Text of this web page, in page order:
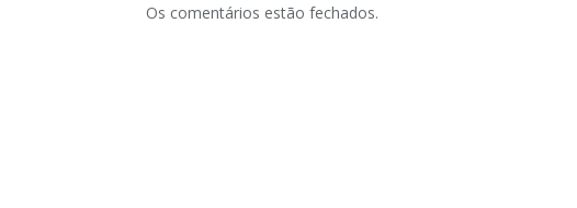
Os comentários estão fechados.